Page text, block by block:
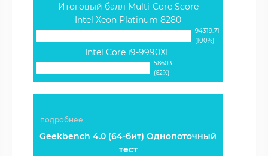
Итоговый балл Multi-Core Score
Intel Xeon Platinum 8280
94319.71
(100%)
Intel Core i9-9990XE
58603
(62%)
подробнее
Geekbench 4.0 (64-бит) Однопоточный
тест